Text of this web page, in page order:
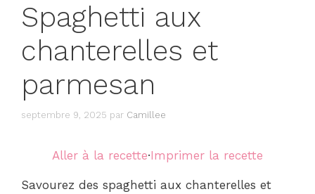
Spaghetti aux
chanterelles et
parmesan
septembre 9, 2025 par Camillee
Aller à la recette·Imprimer la recette
Savourez des spaghetti aux chanterelles et